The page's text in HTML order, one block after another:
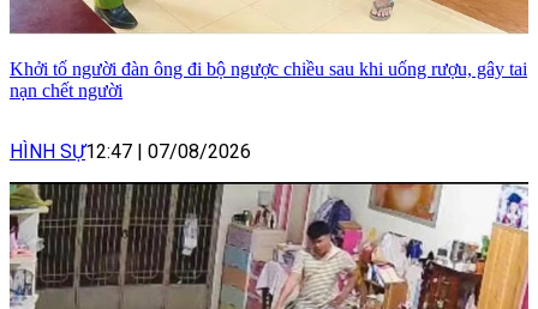
Khởi tố người đàn ông đi bộ ngược chiều sau khi uống rượu, gây tai
nạn chết người
HÌNH SỰ12:47 | 07/08/2026